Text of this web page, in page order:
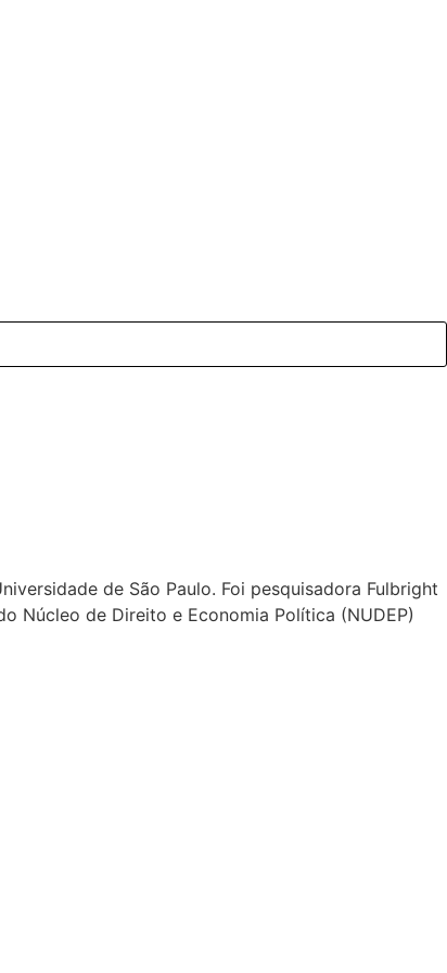
de São Paulo. Foi pesquisadora Fulbright
Núcleo de Direito e Economia Política (NUDEP)